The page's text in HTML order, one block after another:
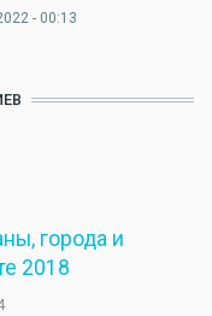
- 00:13
города и
2018